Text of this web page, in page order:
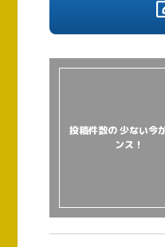
投稿件数の 少ない今
ンス！